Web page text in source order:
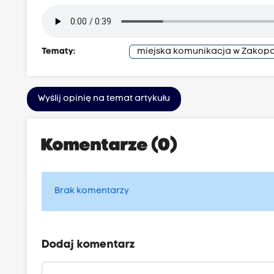
Tematy: miejska komunikacja w
Wyślij opinię na temat artykułu
Komentarze (0)
Brak komentarzy
Dodaj komentarz